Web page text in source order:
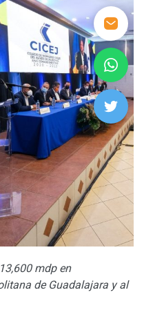
mdp en
de Guadalajara y al